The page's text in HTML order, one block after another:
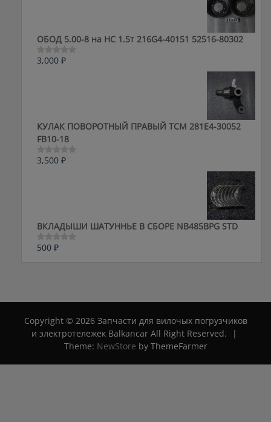
ОБОД 5.00-8 на HC 1.5т 216G4-40151 52516-80302
Оценка
3,000 ₽
КУЛАК ПОВОРОТНЫЙ ПРАВЫЙ ТСМ 281E4-30052
FB10-18
Оценка
3,500 ₽
ВКЛАДЫШИ ШАТУННЬЕ В СБОРЕ NB485BPG STD
Оценка
500 ₽
Copyright © 2026 Запчасти для вилочых погрузчиков
и электротележек Balkancar All Right Reserved.
|
Theme: NewStore by ThemeFarmer